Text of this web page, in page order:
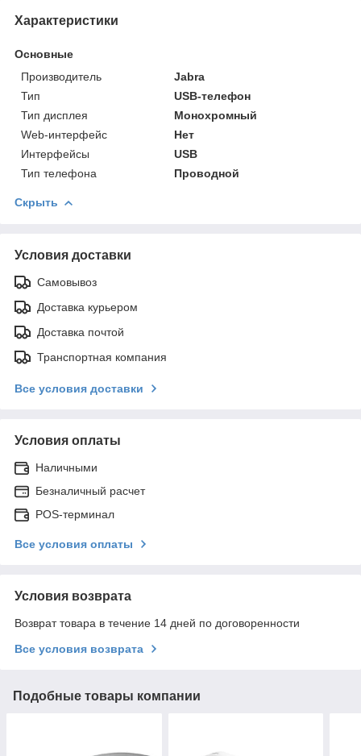
Характеристики
Основные
Производитель
Jabra
Тип
USB-телефон
Тип дисплея
Монохромный
Web-интерфейс
Нет
Интерфейсы
USB
Тип телефона
Проводной
Скрыть
Условия доставки
Самовывоз
Доставка курьером
Доставка почтой
Транспортная компания
Все условия доставки
Условия оплаты
Наличными
Безналичный расчет
POS-терминал
Все условия оплаты
Условия возврата
Возврат товара в течение 14 дней по договоренности
Все условия возврата
Подобные товары компании